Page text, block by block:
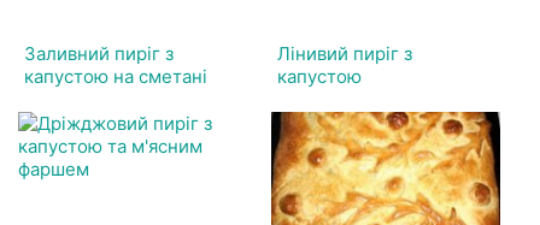
Заливний пиріг з
капустою на сметані
Лінивий пиріг з
капустою